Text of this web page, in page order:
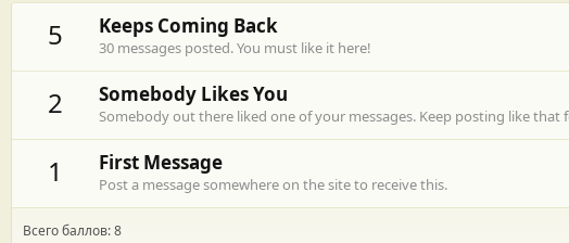
5
Keeps Coming Back
30 messages posted. You must like it here!
2 Somebody Likes You
Somebody out there liked one of your messages. Keep posting like that
1 First Message
Post a message somewhere on the site to receive this.
Всего баллов: 8